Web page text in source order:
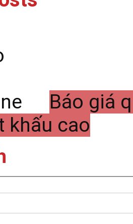
Báo giá
khấu cao